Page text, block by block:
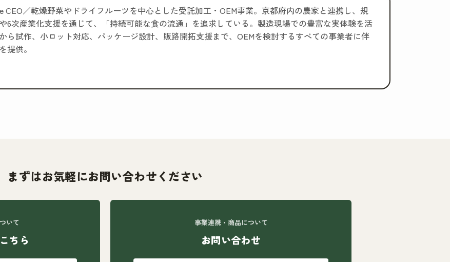
CEO／乾燥野菜やドライフルーツを中心とした受託加工・OEM事業。京都府内の農家と連携し、規
6次産業化支援を通じて、「持続可能な食の流通」を追求している。製造現場での豊富な実体験を活
ら試作、小ロット対応、パッケージ設計、販路開拓支援まで、OEMを検討するすべての事業者に伴
提供。
まずはお気軽にお問い合わせください
いて
ちら
事業連携・商品について
お問い合わせ